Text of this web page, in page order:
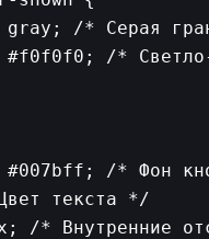
/* Серая
/*
/* Фон
текста */
/* Внутренние